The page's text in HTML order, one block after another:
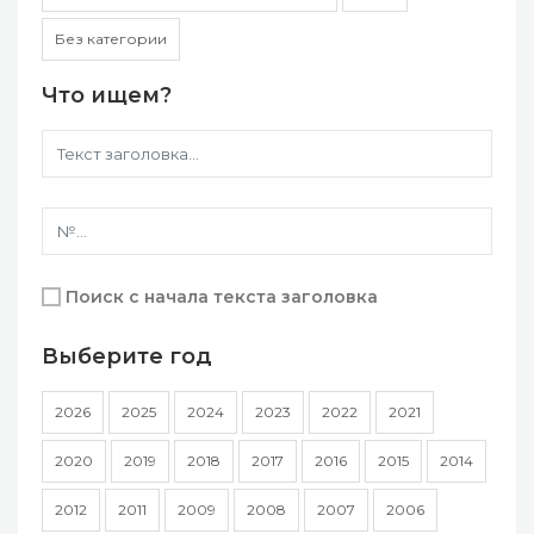
Без категории
Что ищем?
Поиск с начала текста заголовка
Выберите год
2026 2025 2024 2023 2022 2021
2020 2019 2018 2017 2016 2015 2014
2012 2011 2009 2008 2007 2006